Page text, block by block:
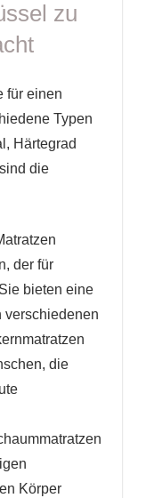
zu
für einen
Typen
Härtegrad
die
der für
bieten eine
verschiedenen
die
Körper